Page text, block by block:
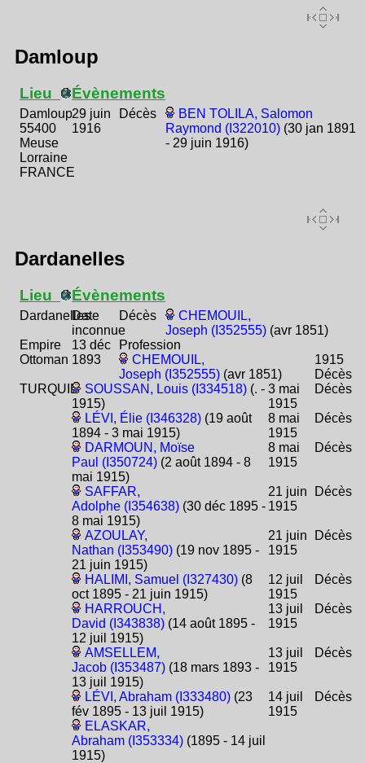
Damloup
Lieu
Damloup
55400
Meuse
Lorraine
FRANCE
Évènements
29 juin
1916
Décès
BEN TOLILA, Salomon
Raymond (I322010) (30 jan 1891
- 29 juin 1916)
Dardanelles
Lieu
Dardanelles
Empire
Ottoman
TURQUIE
Évènements
Date
inconnue
Décès
CHEMOUIL,
Joseph (I352555) (avr 1851)
13 déc
1893
Profession
CHEMOUIL,
Joseph (I352555)(avr 1851)
1915
Décès
SOUSSAN, Louis (I334518) (. -
1915)
3 mai
1915
Décès
LÉVI, Élie (I346328) (19 août
1894 - 3 mai 1915)
8 mai
1915
Décès
DARMOUN, Moïse
Paul (I350724) (2 août 1894 - 8
mai 1915)
8 mai
1915
Décès
SAFFAR,
Adolphe (I354638) (30 déc 1895 -
8 mai 1915)
21 juin
1915
Décès
AZOULAY,
Nathan (I353490) (19 nov 1895 -
21 juin 1915)
21 juin
1915
Décès
HALIMI, Samuel (I327430) (8
oct 1895 - 21 juin 1915)
12 juil
1915
Décès
HARROUCH,
David (I343838) (14 août 1895 -
12 juil 1915)
13 juil
1915
Décès
AMSELLEM,
Jacob (I353487) (18 mars 1893 -
13 juil 1915)
13 juil
1915
Décès
LÉVI, Abraham (I333480) (23
fév 1895 - 13 juil 1915)
14 juil
1915
Décès
ELASKAR,
Abraham (I353334) (1895 - 14 juil
1915)